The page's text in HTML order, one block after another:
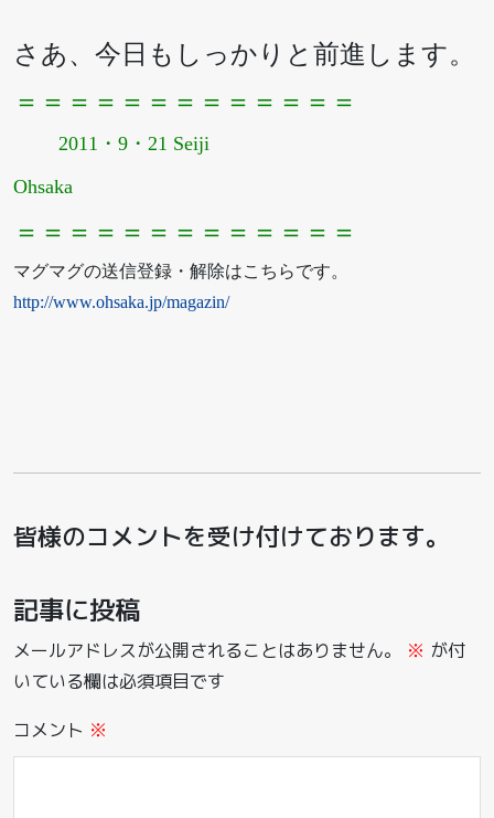
さあ、今日もしっかりと前進します。
＝＝＝＝＝＝＝＝＝＝＝＝＝
2011・9・21 Seiji
Ohsaka
＝＝＝＝＝＝＝＝＝＝＝＝＝
マグマグの送信登録・解除はこちらです。
http://www.ohsaka.jp/magazin/
皆様のコメントを受け付けております。
記事に投稿
メールアドレスが公開されることはありません。 ※ が付
いている欄は必須項目です
コメント ※